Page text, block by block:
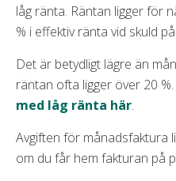
låg ränta. Räntan ligger för
% i effektiv ränta vid skuld
Det är betydligt lägre än
räntan ofta ligger över 20
med låg ränta här.
Avgiften för månadsfaktura
om du får hem fakturan på